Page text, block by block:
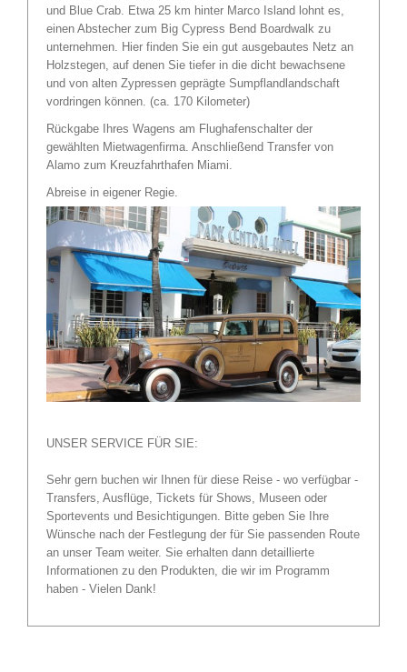
und Blue Crab. Etwa 25 km hinter Marco Island lohnt es,
einen Abstecher zum Big Cypress Bend Boardwalk zu
unternehmen. Hier finden Sie ein gut ausgebautes Netz an
Holzstegen, auf denen Sie tiefer in die dicht bewachsene
und von alten Zypressen geprägte Sumpflandlandschaft
vordringen können. (ca. 170 Kilometer)
Rückgabe Ihres Wagens am Flughafenschalter der
gewählten Mietwagenfirma. Anschließend Transfer von
Alamo zum Kreuzfahrthafen Miami.
Abreise in eigener Regie.
UNSER SERVICE FÜR SIE:
Sehr gern buchen wir Ihnen für diese Reise - wo verfügbar -
Transfers, Ausflüge, Tickets für Shows, Museen oder
Sportevents und Besichtigungen. Bitte geben Sie Ihre
Wünsche nach der Festlegung der für Sie passenden Route
an unser Team weiter. Sie erhalten dann detaillierte
Informationen zu den Produkten, die wir im Programm
haben - Vielen Dank!